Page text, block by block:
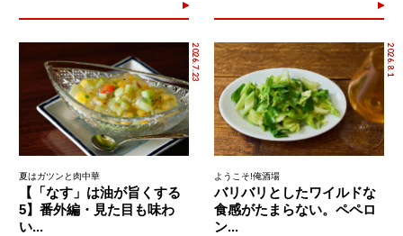
2026.7.23
夏はガツンと肉中華
【「なす」は油が旨くする
5】番外編・見た目も味わ
い...
2026.8.1
ようこそ!俺酒場
バリバリとしたワイルドな
食感がたまらない。ペペロ
ン...